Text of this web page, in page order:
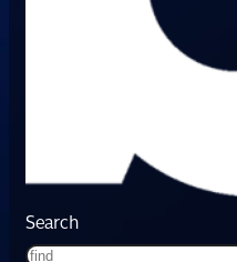
Search